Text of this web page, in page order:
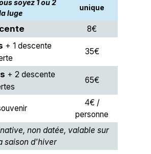
soyez 1 ou 2
luge
unique
8€
+ 1 descente
35€
+ 2 descente
65€
4€ /
personne
non datée, valable sur
saison d'hiver